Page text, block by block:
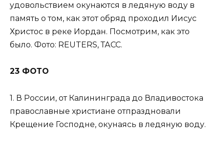
удовольствием окунаются в ледяную воду в
память о том, как этот обряд проходил Иисус
Христос в реке Иордан. Посмотрим, как это
было. Фото: REUTERS, ТАСС.
23 ФОТО
1. В России, от Калининграда до Владивостока
православные христиане отпраздновали
Крещение Господне, окунаясь в ледяную воду.